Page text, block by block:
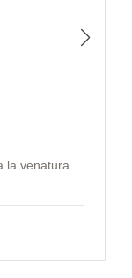
la venatura